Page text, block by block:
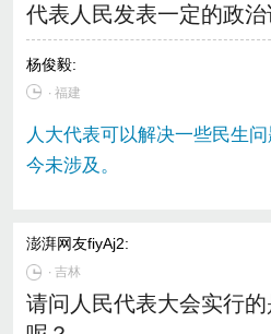
代表人民发表一定的政治
杨俊毅:
∙ 福建
人大代表可以解决一些民生
今未涉及。
澎湃网友fiyAj2:
∙吉林
请问人民代表大会实行